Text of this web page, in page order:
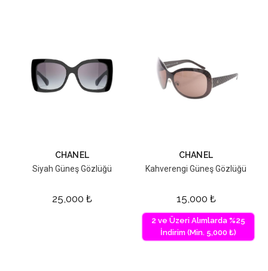
CHANEL
Siyah Güneş Gözlüğü
25,000 ₺
CHANEL
Kahverengi Güneş Gözlüğü
15,000 ₺
2 ve Üzeri Alımlarda %25
İndirim (Min. 5,000 ₺)